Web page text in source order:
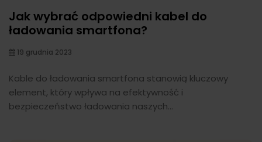
Jak wybrać odpowiedni kabel do
ładowania smartfona?
19 grudnia 2023
Kable do ładowania smartfona stanowią kluczowy
element, który wpływa na efektywność i
bezpieczeństwo ładowania naszych...